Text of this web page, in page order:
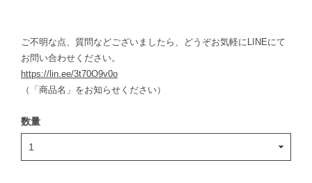
ご不明な点、質問などございましたら、どうぞお気軽にLINEにて
お問い合わせください。
https://lin.ee/3t70O9v0o
（「商品名」をお知らせください）
数量